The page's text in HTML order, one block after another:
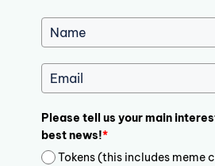
Please tell us your main
best news!*
Tokens (this includes meme